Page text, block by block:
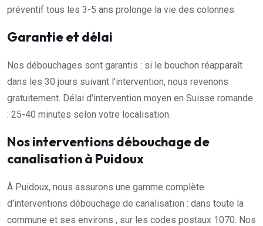
préventif tous les 3-5 ans prolonge la vie des colonnes.
Garantie et délai
Nos débouchages sont garantis : si le bouchon réapparaît
dans les 30 jours suivant l'intervention, nous revenons
gratuitement. Délai d'intervention moyen en Suisse romande
: 25-40 minutes selon votre localisation.
Nos interventions débouchage de
canalisation à Puidoux
À Puidoux, nous assurons une gamme complète
d'interventions débouchage de canalisation : dans toute la
commune et ses environs , sur les codes postaux 1070. Nos